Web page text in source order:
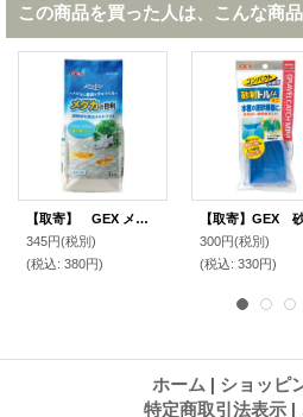
この商品を買った人は、こんな商
【取寄】 GEX メダカの砂利 パールホワイト １ｋｇ
345円(税別)
(税込: 380円)
300円(税別)
(税込: 330円)
ホーム | ショッピ
特定商取引法表示 |